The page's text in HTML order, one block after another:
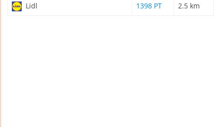
Lidl 1398 PT 2.5 km